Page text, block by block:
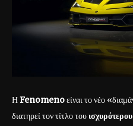
ΗFenomenoείναι το νέο
διατηρεί τον τίτλο του